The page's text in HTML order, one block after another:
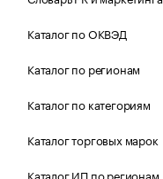
Каталог по ОКВЭД
Каталог по регионам
Каталог по категориям
Каталог торговых марок
Каталог ИП по регионам